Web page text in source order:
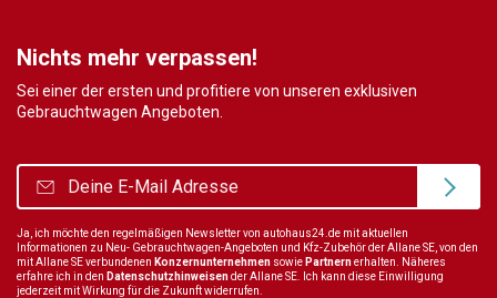
Nichts mehr verpassen!
Sei einer der ersten und profitiere von unseren exklusiven
Gebrauchtwagen Angeboten.
Ja, ich möchte den regelmäßigen Newsletter von autohaus24.de mit aktuellen
Informationen zu Neu- Gebrauchtwagen-Angeboten und Kfz-Zubehör der Allane SE, von den
mit Allane SE verbundenen Konzernunternehmen sowie Partnernerhalten. Näheres
erfahre ich in den Datenschutzhinweisender Allane SE. Ich kann diese Einwilligung
jederzeit mit Wirkung für die Zukunft widerrufen.